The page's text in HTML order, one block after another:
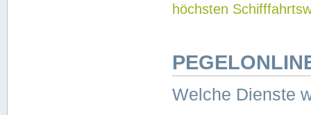
höchsten
Welche Dienste